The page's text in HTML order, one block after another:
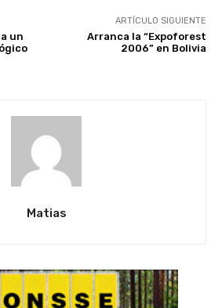
un
ARTÍCULO SIGUIENTE
Arranca la “Expoforest
2006” en Bolivia
Matias